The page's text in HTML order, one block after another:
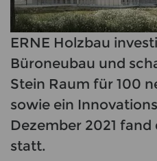
ERNE Holzbau
Büroneubau und
Stein Raum für 100
sowie ein
Dezember 2021
statt.